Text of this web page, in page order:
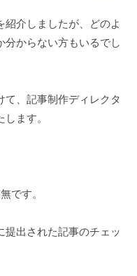
介しましたが、どのよ
分からない方もいるでし
て、記事制作ディレクタ
ます。
です。
提出された記事のチェッ